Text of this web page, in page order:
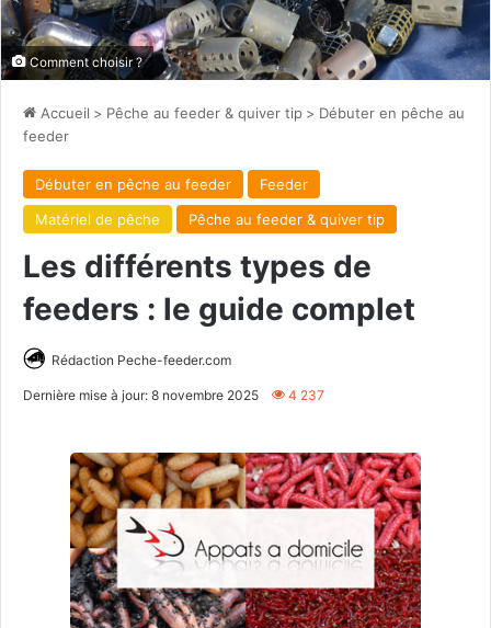
Comment choisir ?
Accueil > Pêche au feeder & quiver tip > Débuter en pêche au
feeder
Débuter en pêche au feeder
Feeder
Matériel de pêche
Pêche au feeder & quiver tip
Les différents types de
feeders : le guide complet
Rédaction Peche-feeder.com
Dernière mise à jour: 8 novembre 2025 4 237